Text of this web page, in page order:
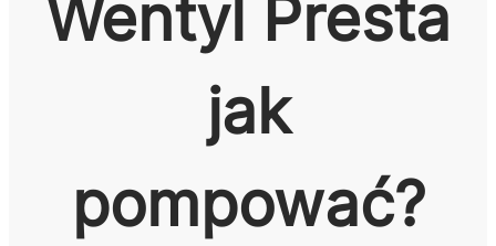
Wentyl Presta
jak
pompować?